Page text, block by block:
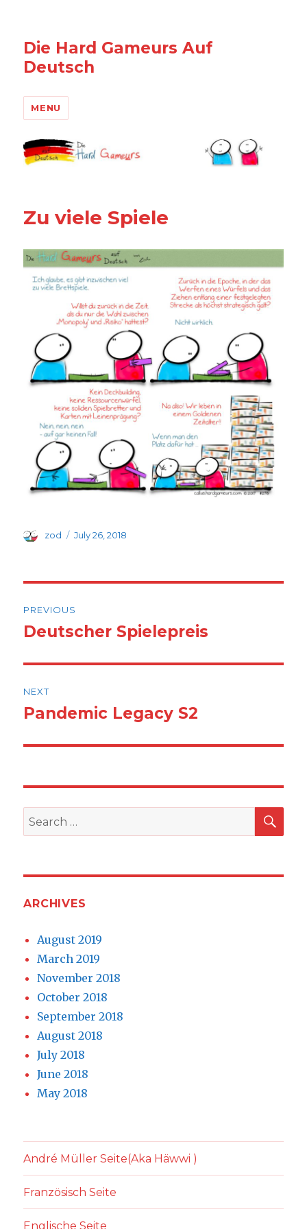
Die Hard Gameurs Auf
Deutsch
MENU
Zu viele Spiele
Author
zod
Posted
July 26, 2018
navigation
PREVIOUS
Previous
Deutscher Spielepreis
NEXT
Next
Pandemic Legacy S2
Search
for:
ARCHIVES
August 2019
March 2019
November 2018
October 2018
September 2018
August 2018
July 2018
June 2018
May 2018
André Müller Seite(Aka Häwwi )
Französisch Seite
Englische Seite